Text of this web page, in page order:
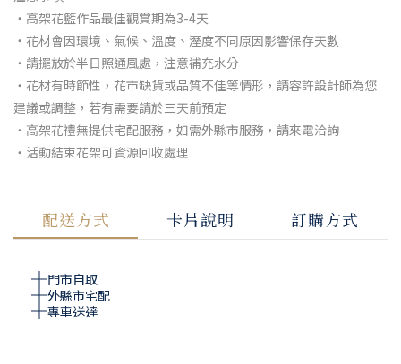
・高架花籃作品最佳觀賞期為3-4天
・花材會因環境、氣候、溫度、溼度不同原因影響保存天數
・請擺放於半日照通風處，注意補充水分
・花材有時節性，花市缺貨或品質不佳等情形，請容許設計師為您
建議或調整，若有需要請於三天前預定
・高架花禮無提供宅配服務，如需外縣市服務，請來電洽詢
・活動結束花架可資源回收處理
配送方式 卡片說明 訂購方式
門市自取
外縣市宅配
專車送達